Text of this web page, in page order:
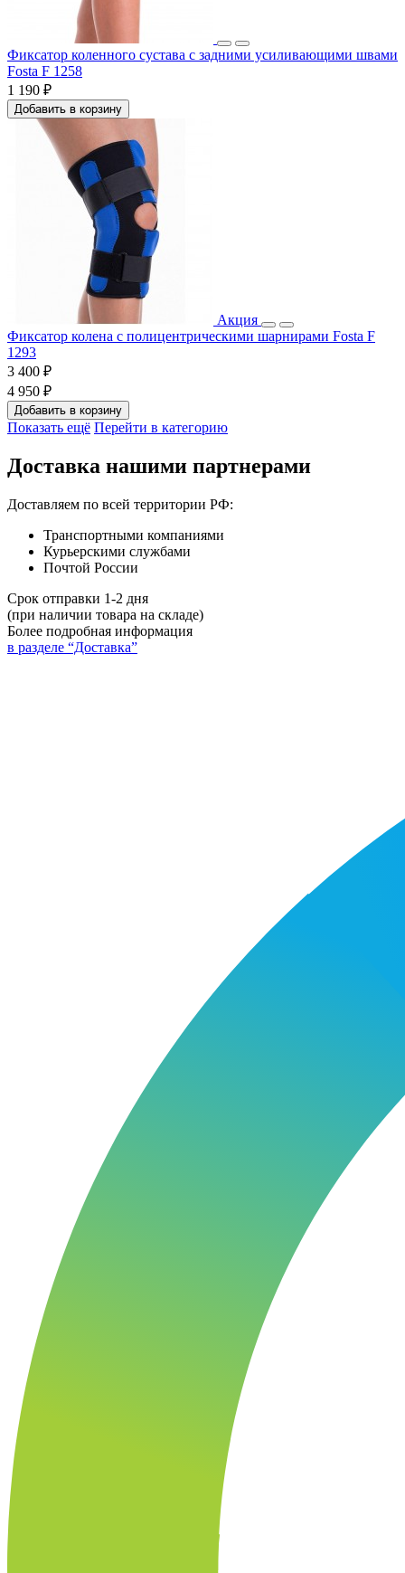
Фиксатор коленного сустава с задними усиливающими швами
Fosta F 1258
1 190 ₽
Добавить в корзину
Акция
Фиксатор колена с полицентрическими шарнирами Fosta F
1293
3 400 ₽
4 950 ₽
Добавить в корзину
Показать ещё Перейти в категорию
Доставка нашими партнерами
Доставляем по всей территории РФ:
Транспортными компаниями
Курьерскими службами
Почтой России
Срок отправки 1-2 дня
(при наличии товара на складе)
Более подробная информация
в разделе “Доставка”